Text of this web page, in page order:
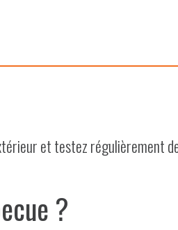
et testez régulièrement
?